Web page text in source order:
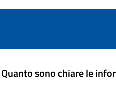
Quanto sono chiare le